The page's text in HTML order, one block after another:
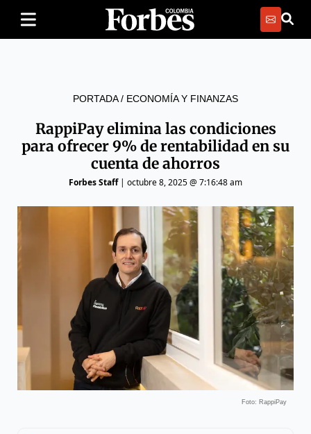
PORTADA/ ECONOMÍA Y FINANZAS
RappiPay elimina las condiciones
para ofrecer 9% de rentabilidad en su
cuenta de ahorros
Forbes Staff| octubre 8, 2025 @ 7:16:48 am
Foto: RappiPay